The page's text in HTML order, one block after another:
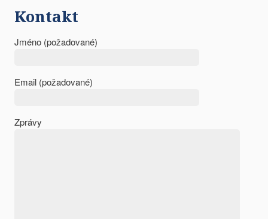
Kontakt
Jméno (požadované)
Email (požadované)
Zprávy